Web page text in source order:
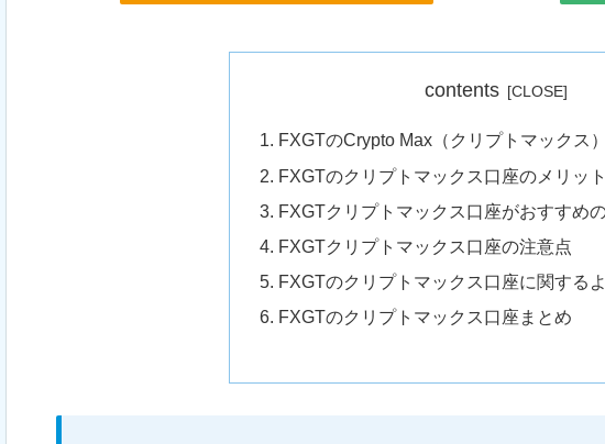
contents
FXGTのCrypto Max（クリプトマックス
FXGTのクリプトマックス口座のメリット
FXGTクリプトマックス口座がおすすめ
FXGTクリプトマックス口座の注意点
FXGTのクリプトマックス口座に関する
FXGTのクリプトマックス口座まとめ